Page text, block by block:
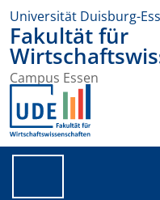
Universität Duisburg-
Fakultät für
Campus Essen